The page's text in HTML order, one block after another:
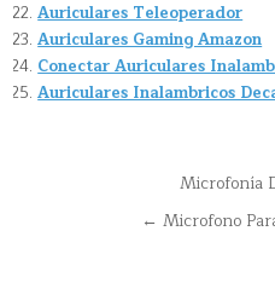
Auriculares Teleoperador
Auriculares Gaming Amazon
Conectar Auriculares
Auriculares Inalambricos
NavegaciónMicrofonía
← Microfono